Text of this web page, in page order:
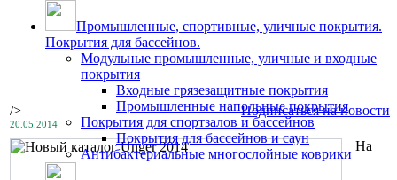
Промышленные, спортивные, уличные покрытия.
Покрытия для бассейнов.
Модульные промышленные, уличные и входные
покрытия
Входные грязезащитные покрытия
Промышленные напольные покрытия
Покрытия для спортзалов и бассейнов
Покрытия для бассейнов и саун
Антибактериальные многослойные коврики
/> Подписаться на новости
20.05.2014
На